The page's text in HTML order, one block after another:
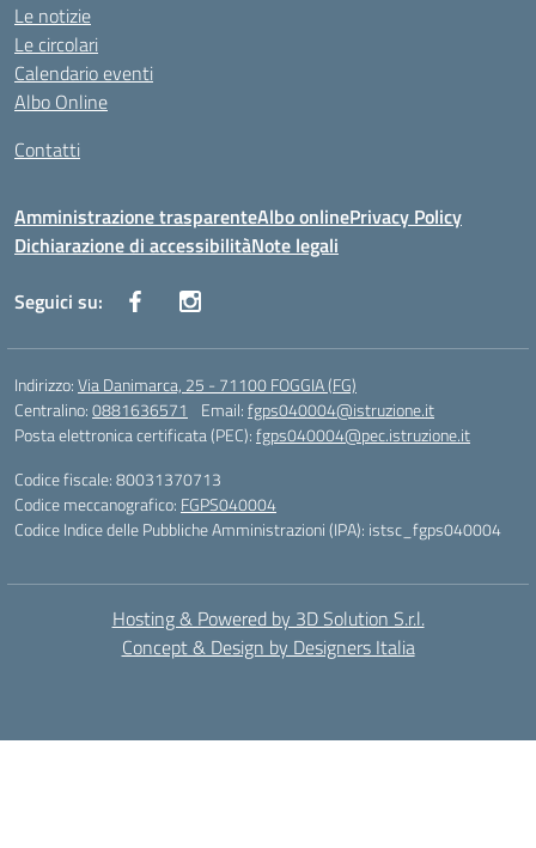
Le notizie
Le circolari
Calendario eventi
Albo Online
Contatti
Amministrazione trasparenteAlbo onlinePrivacy Policy
Dichiarazione di accessibilitàNote legali
Seguici su:
Indirizzo:Via Danimarca, 25 - 71100 FOGGIA (FG)
Centralino:0881636571 Email:fgps040004@istruzione.it
Posta elettronica certificata (PEC):fgps040004@pec.istruzione.it
Codice fiscale: 80031370713
Codice meccanografico: FGPS040004
Codice Indice delle Pubbliche Amministrazioni (IPA): istsc_fgps040004
Hosting & Powered by 3D Solution S.r.l.
Concept & Design by Designers Italia